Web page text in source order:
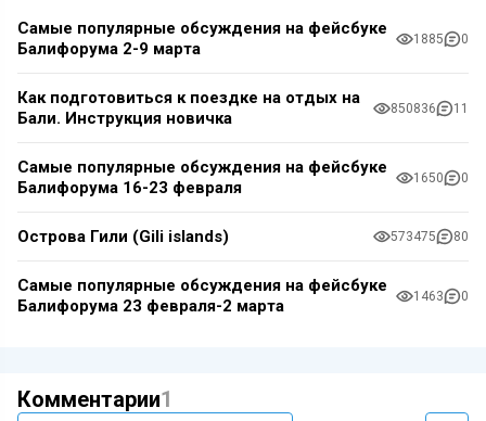
Самые популярные обсуждения на фейсбуке
Балифорума 2-9 марта
1885 0
Как подготовиться к поездке на отдых на
Бали. Инструкция новичка
850836 11
Самые популярные обсуждения на фейсбуке
Балифорума 16-23 февраля
1650 0
Острова Гили (Gili islands) 573475 80
Самые популярные обсуждения на фейсбуке
Балифорума 23 февраля-2 марта
1463 0
Комментарии1